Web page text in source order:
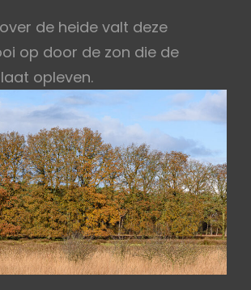
de heide valt deze
op door de zon die de
opleven.